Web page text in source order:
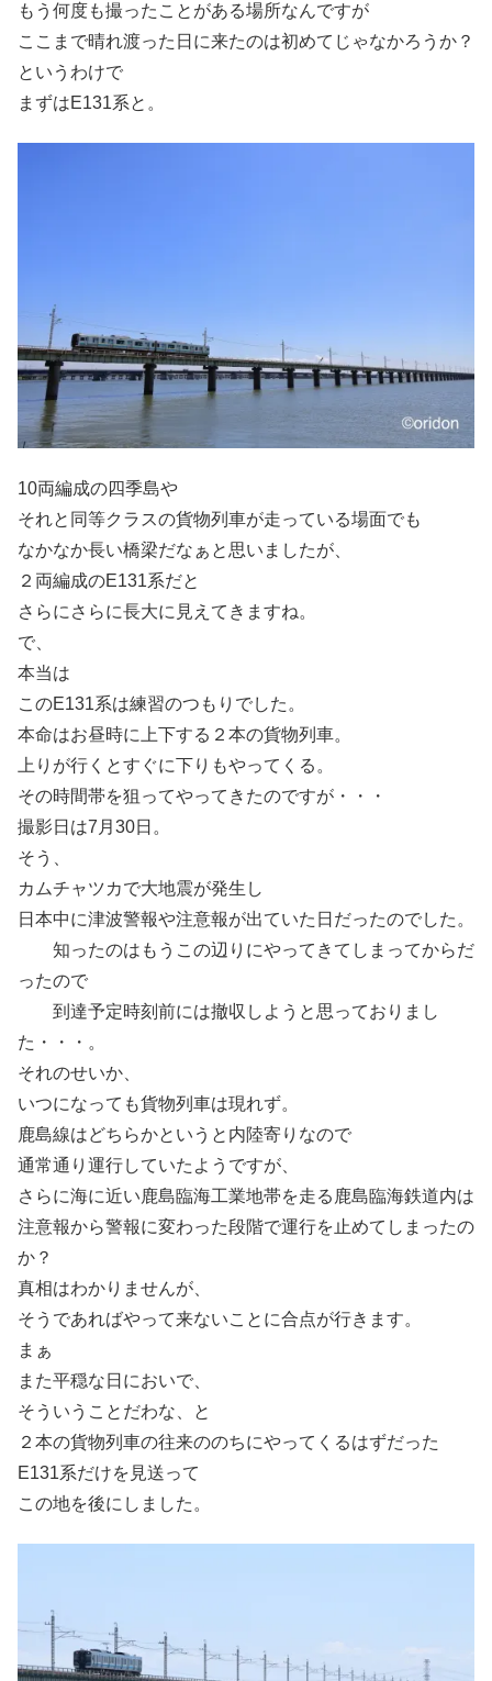
もう何度も撮ったことがある場所なんですが
ここまで晴れ渡った日に来たのは初めてじゃなかろうか？
というわけで
まずはE131系と。
10両編成の四季島や
それと同等クラスの貨物列車が走っている場面でも
なかなか長い橋梁だなぁと思いましたが、
２両編成のE131系だと
さらにさらに長大に見えてきますね。
で、
本当は
このE131系は練習のつもりでした。
本命はお昼時に上下する２本の貨物列車。
上りが行くとすぐに下りもやってくる。
その時間帯を狙ってやってきたのですが・・・
撮影日は7月30日。
そう、
カムチャツカで大地震が発生し
日本中に津波警報や注意報が出ていた日だったのでした。
知ったのはもうこの辺りにやってきてしまってからだ
ったので
到達予定時刻前には撤収しようと思っておりまし
た・・・。
それのせいか、
いつになっても貨物列車は現れず。
鹿島線はどちらかというと内陸寄りなので
通常通り運行していたようですが、
さらに海に近い鹿島臨海工業地帯を走る鹿島臨海鉄道内は
注意報から警報に変わった段階で運行を止めてしまったの
か？
真相はわかりませんが、
そうであればやって来ないことに合点が行きます。
まぁ
また平穏な日においで、
そういうことだわな、と
２本の貨物列車の往来ののちにやってくるはずだった
E131系だけを見送って
この地を後にしました。